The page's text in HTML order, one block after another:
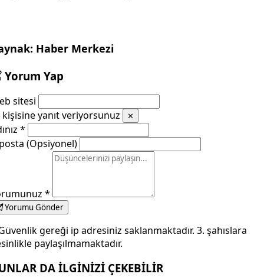
Haber Merkezi
Yorum Yap
sitesi
kişisine yanıt veriyorsunuz
✕
*
(Opsiyonel)
*
Yorumu Gönder
gereği ip adresiniz saklanmaktadır. 3. şahıslara
paylaşılmamaktadır.
DA İLGİNİZİ ÇEKEBİLİR